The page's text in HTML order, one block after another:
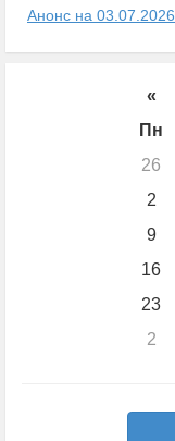
Анонс на 03.07.2026
«
Пн
26
2
9
16
23
2